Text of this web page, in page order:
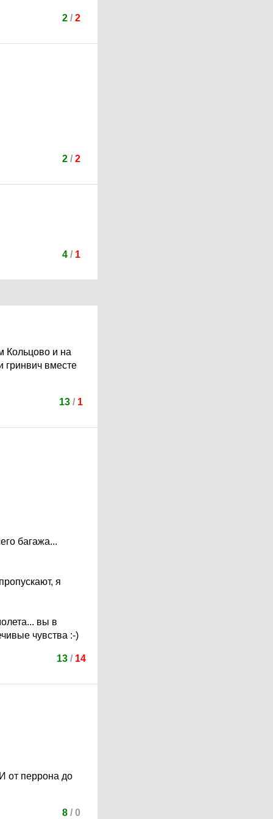
2/ 2
2/ 2
4/ 1
Кольцово и на
гринвич вместе
13 / 1
багажа...
я
вы в
чувства :-)
13/ 14
от перрона до
8/ 0